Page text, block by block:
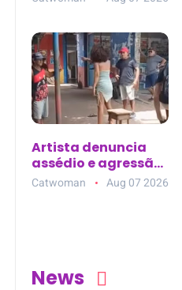
Barra do Piraí (RJ)
Artista denuncia
assédio e agressão
no Mercadão 2000,
em Santarém (PA)
Catwoman Aug 07 2026
News